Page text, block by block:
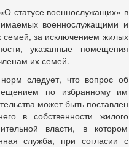
статусе военнослужащих» в
военнослужащими и
за исключением жилых
указанные помещения
их семей.
следует, что вопрос об
по избранному им
может быть поставлен
в собственности жилого
власти, в котором
служба, при согласии с